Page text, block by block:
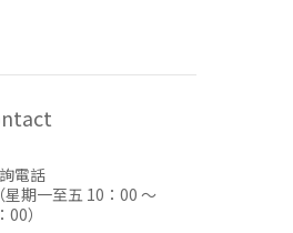
電話
期一至五 10：00 ～
00）